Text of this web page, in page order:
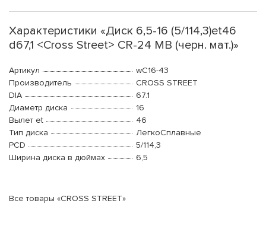
Характеристики «Диск 6,5-16 (5/114,3)et46
d67,1 <Cross Street> CR-24 MB (черн. мат.)»
Артикул
wC16-43
Производитель
CROSS STREET
DIA
67.1
Диаметр диска
16
Вылет et
46
Тип диска
ЛегкоСплавные
PCD
5/114,3
Ширина диска в дюймах
6,5
Все товары «CROSS STREET»